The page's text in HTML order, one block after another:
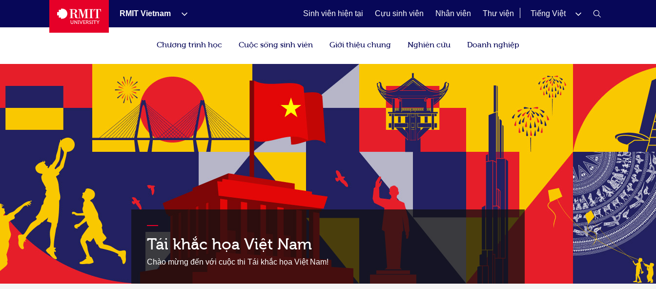
RMIT Vietnam Sinh viên hiện tại Cựu sinh viên Nhân viên Thư viện Tiếng Việt
Chương trình học Cuộc sống sinh viên Giới thiệu chung Nghiên cứu Doanh nghiệp
Tái khắc họa Việt Nam
Chào mừng đến với cuộc thi Tái khắc họa Việt Nam!